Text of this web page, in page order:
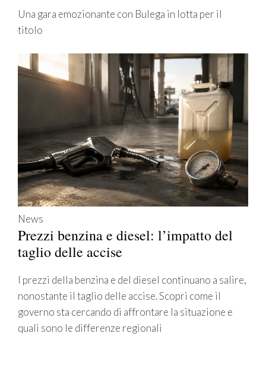
Una gara emozionante con Bulega in lotta per il
titolo
News
Prezzi benzina e diesel: l’impatto del
taglio delle accise
I prezzi della benzina e del diesel continuano a salire,
nonostante il taglio delle accise. Scopri come il
governo sta cercando di affrontare la situazione e
quali sono le differenze regionali